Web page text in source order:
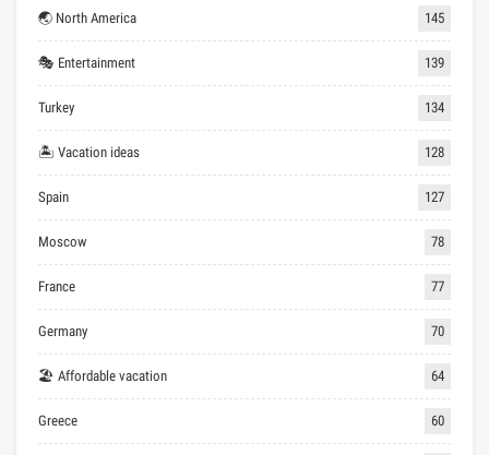
🌏 North America 145
🎭 Entertainment 139
Turkey 134
🏝 Vacation ideas 128
Spain 127
Moscow 78
France 77
Germany 70
🏖 Affordable vacation 64
Greece 60